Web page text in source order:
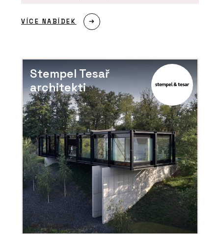
VÍCE NABÍDEK
Stempel Tesař
architekti